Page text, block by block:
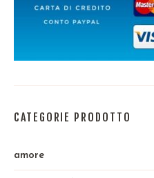
CATEGORIE PRODOTTO
amore